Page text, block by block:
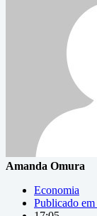
Amanda Omura
Economia
Publicado em